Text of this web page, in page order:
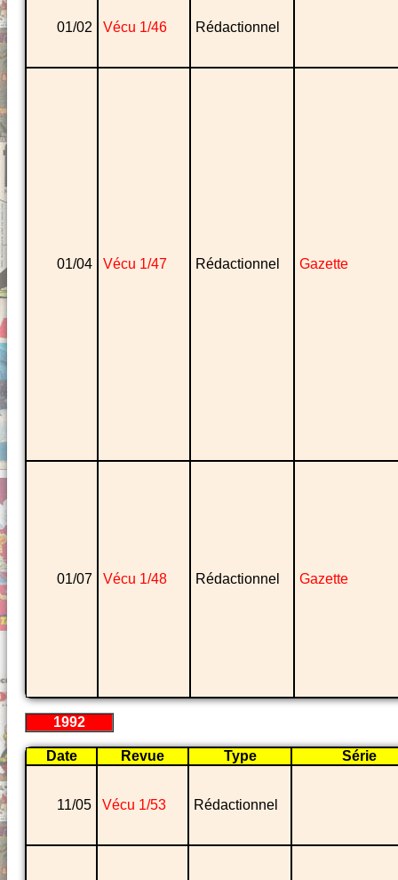
01/02 Vécu 1/46 Rédactionnel
01/04 Vécu 1/47 Rédactionnel Gazette
01/07 Vécu 1/48 Rédactionnel Gazette
1992
Date Revue Type Série
11/05 Vécu 1/53 Rédactionnel